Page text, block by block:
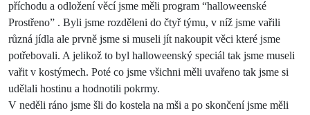
příchodu a odložení věcí jsme měli program “halloweenské
Prostřeno” . Byli jsme rozděleni do čtyř týmu, v níž jsme vařili
různá jídla ale prvně jsme si museli jít nakoupit věci které jsme
potřebovali. A jelikož to byl halloweenský speciál tak jsme museli
vařit v kostýmech. Poté co jsme všichni měli uvařeno tak jsme si
udělali hostinu a hodnotili pokrmy.
V neděli ráno jsme šli do kostela na mši a po skončení jsme měli